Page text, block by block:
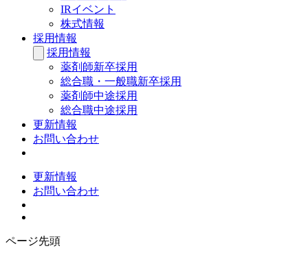
IRイベント
株式情報
採用情報
採用情報
薬剤師新卒採用
総合職・一般職新卒採用
薬剤師中途採用
総合職中途採用
更新情報
お問い合わせ
更新情報
お問い合わせ
ページ先頭